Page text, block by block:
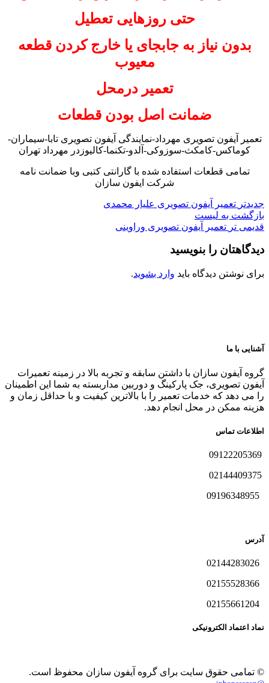
حتی روزهایی تعطیل
بدون نیاز به جابجای یا خارج کردن قطعه
معیوب
تعمیر درمحل
ضمانت اصل بودن قطعات
تعمیر آیفون تصویری مهرداد-نمایندگی آیفون تصویری تابا-سیماران-
کوماکس-کامکث-سوزوکی-آلدو-تکنما-کالیوزدر مهرداد تهران
تمامی قطعات استفاده شده با گارانتی کتبی وبا ضمانت نامه
شرکت ایفون سازان
جدیدتر تعمیر آیفون تصویری علیار محمدی
بازگشت به لیست
قدیمی تر تعمیر آیفون تصویری وراوینی
دیدگاهتان را بنویسید
برای نوشتن دیدگاه باید وارد بشوید.
آشنایی با ما
گروه آیفون سازان با داشتن سابقه و تجربه بالا در زمینه تعمیرات
آیفون تصویری، جک پارکینگ و دوربین مداربسته به شما این اطمینان
را می دهد که خدمات تعمیر را با بالاترین کیفیت و با حداقل زمان و
هزینه ممکن در محل انجام دهد.
اطلاعات تماس
آدرس
نماد اعتماد الکترونیکی
© تمامی حقوق سایت برای گروه آیفون سازان محفوظ است.